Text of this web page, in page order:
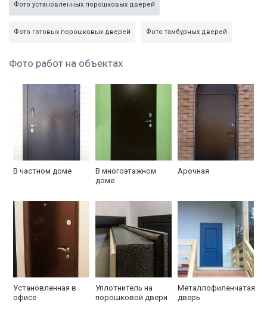
Фото установленных порошковых дверей
Фото готовых порошковых дверей Фото тамбурных дверей
Фото работ на объектах
В частном доме
В многоэтажном
доме
Арочная
Установленная в
офисе
Уплотнитель на
порошковой двери
Металлофиленчатая
дверь